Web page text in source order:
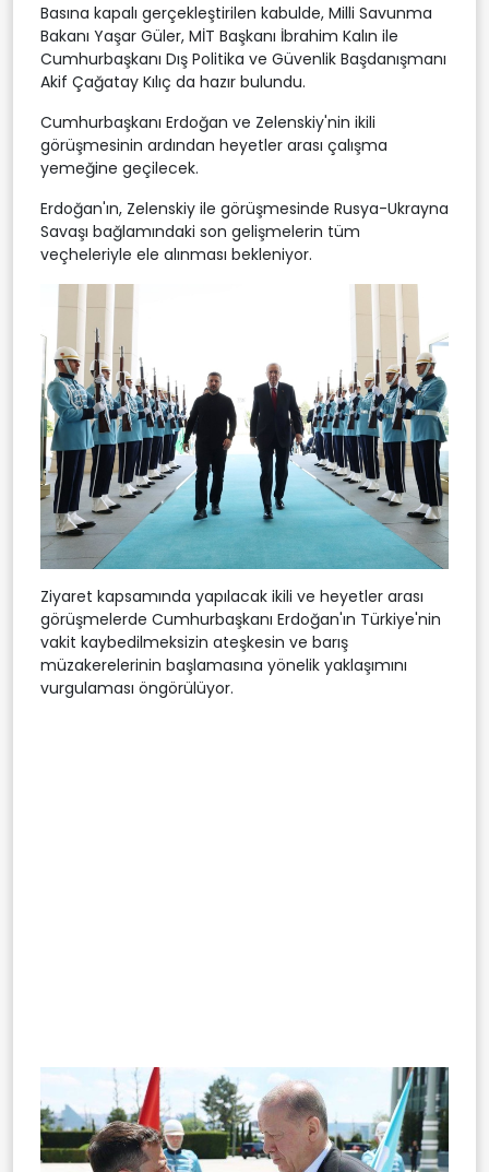
Basına kapalı gerçekleştirilen kabulde, Milli Savunma
Bakanı Yaşar Güler, MİT Başkanı İbrahim Kalın ile
Cumhurbaşkanı Dış Politika ve Güvenlik Başdanışmanı
Akif Çağatay Kılıç da hazır bulundu.
Cumhurbaşkanı Erdoğan ve Zelenskiy'nin ikili
görüşmesinin ardından heyetler arası çalışma
yemeğine geçilecek.
Erdoğan'ın, Zelenskiy ile görüşmesinde Rusya-Ukrayna
Savaşı bağlamındaki son gelişmelerin tüm
veçheleriyle ele alınması bekleniyor.
Ziyaret kapsamında yapılacak ikili ve heyetler arası
görüşmelerde Cumhurbaşkanı Erdoğan'ın Türkiye'nin
vakit kaybedilmeksizin ateşkesin ve barış
müzakerelerinin başlamasına yönelik yaklaşımını
vurgulaması öngörülüyor.